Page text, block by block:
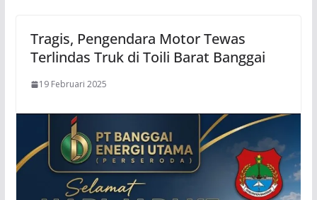
Tragis, Pengendara Motor Tewas
Terlindas Truk di Toili Barat Banggai
19 Februari 2025